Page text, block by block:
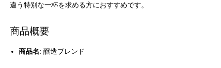
違う特別な一杯を求める方におすすめです。
商品概要
商品名: 醸造ブレンド